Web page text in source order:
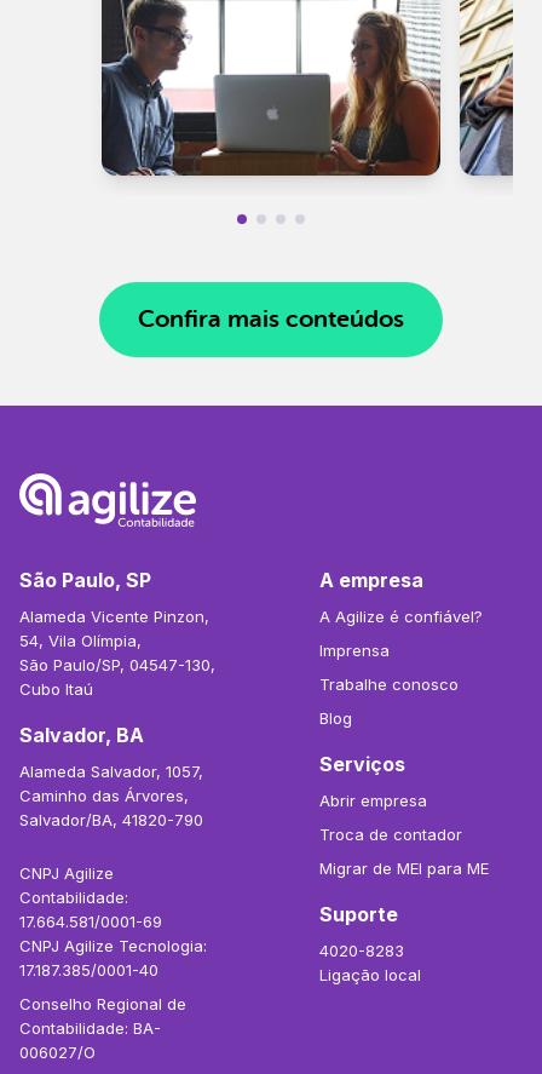
Confira mais conteúdos
São Paulo, SP
Alameda Vicente Pinzon,
54, Vila Olímpia,
São Paulo/SP, 04547-130,
Cubo Itaú
Salvador, BA
Alameda Salvador, 1057,
Caminho das Árvores,
Salvador/BA, 41820-790
CNPJ Agilize
Contabilidade:
17.664.581/0001-69
CNPJ Agilize Tecnologia:
17.187.385/0001-40
Conselho Regional de
Contabilidade: BA-
006027/O
A empresa
A Agilize é confiável?
Imprensa
Trabalhe conosco
Blog
Serviços
Abrir empresa
Troca de contador
Migrar de MEI para ME
Suporte
4020-8283
Ligação local